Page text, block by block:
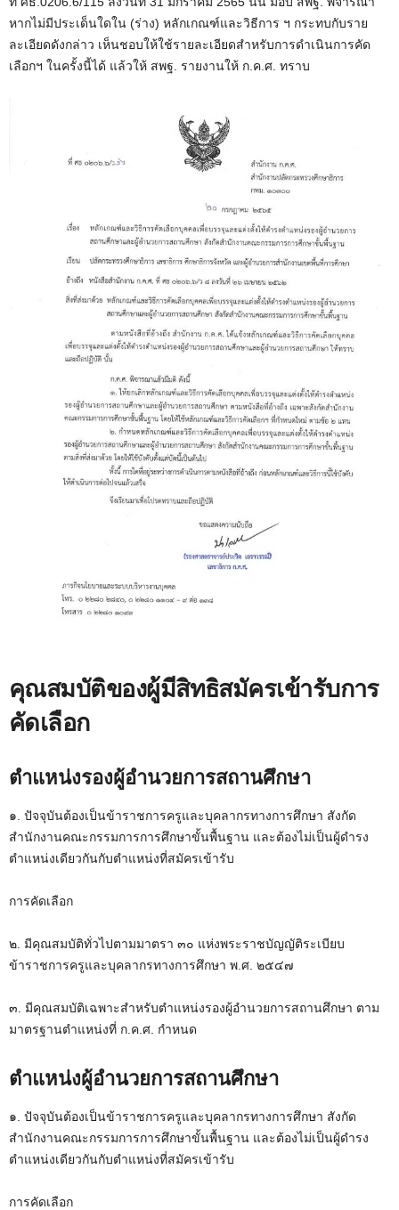
หากไม่มีประเด็นใดใน (ร่าง) หลักเกณฑ์และวิธีการ ฯ กระทบกับราย
ละเอียดดังกล่าว เห็นชอบให้ใช้รายละเอียดสำหรับการดำเนินการคัด
เลือกฯ ในครั้งนี้ได้ แล้วให้ สพฐ. รายงานให้ ก.ค.ศ. ทราบ
คุณสมบัติของผู้มีสิทธิสมัครเข้ารับการ
คัดเลือก
ตำแหน่งรองผู้อำนวยการสถานศึกษา
๑. ปัจจุบันต้องเป็นข้าราชการครูและบุคลากรทางการศึกษา สังกัด
สำนักงานคณะกรรมการการศึกษาขั้นพื้นฐาน และต้องไม่เป็นผู้ดำรง
ตำแหน่งเดียวกันกับตำแหน่งที่สมัครเข้ารับ
การคัดเลือก
๒. มีคุณสมบัติทั่วไปตามมาตรา ๓๐ แห่งพระราชบัญญัติระเบียบ
ข้าราชการครูและบุคลากรทางการศึกษา พ.ศ. ๒๕๔๗
๓. มีคุณสมบัติเฉพาะสำหรับตำแหน่งรองผู้อำนวยการสถานศึกษา ตาม
มาตรฐานตำแหน่งที่ ก.ค.ศ. กำหนด
ตำแหน่งผู้อำนวยการสถานศึกษา
๑. ปัจจุบันต้องเป็นข้าราชการครูและบุคลากรทางการศึกษา สังกัด
สำนักงานคณะกรรมการการศึกษาขั้นพื้นฐาน และต้องไม่เป็นผู้ดำรง
ตำแหน่งเดียวกันกับตำแหน่งที่สมัครเข้ารับ
การคัดเลือก